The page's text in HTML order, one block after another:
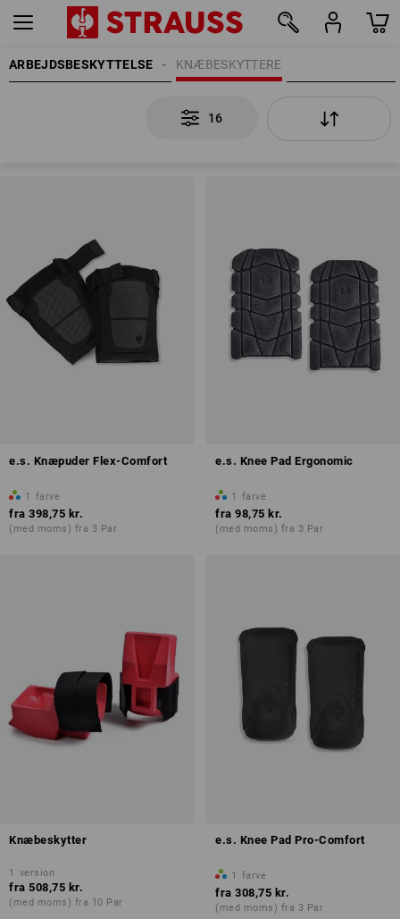
ARBEJDSBESKYTTELSE KNÆBESKYTTERE
16
e.s. Knæpuder Flex-Comfort
1 farve
fra 398,75 kr.
(med moms) fra 3 Par
e.s. Knee Pad Ergonomic
1 farve
fra 98,75 kr.
(med moms) fra 3 Par
Knæbeskytter
1 version
fra 508,75 kr.
(med moms) fra 10 Par
e.s. Knee Pad Pro-Comfort
1 farve
fra 308,75 kr.
(med moms) fra 3 Par